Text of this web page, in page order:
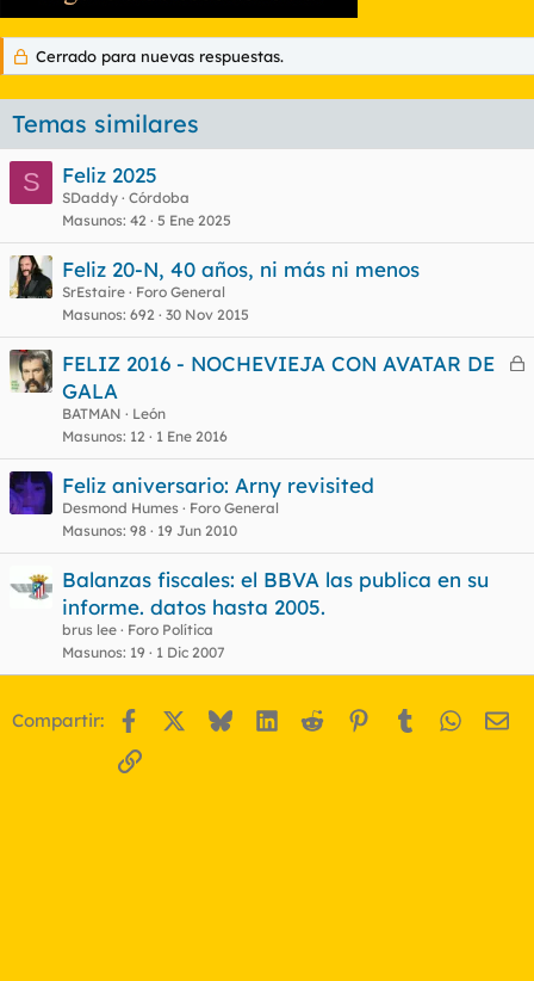
Cerrado para nuevas respuestas.
Temas similares
S
Feliz 2025
SDaddy Córdoba
Masunos 42 5 Ene 2025
Feliz 20-N, 40 años, ni más ni menos
SrEstaire
Foro General
Masunos 692 30 Nov 2015
C
a
FELIZ 2016 - NOCHEVIEJA CON AVATAR DE
GALA
BATMAN
León
Masunos 12 1 Ene 2016
Feliz aniversario: Arny revisited
Desmond Humes
Foro General
Masunos 98 19 Jun 2010
Balanzas fiscales: el BBVA las publica en su
informe. datos hasta 2005.
brus lee
Foro Política
Masunos 19 1 Dic 2007
Compartir: Facebook BlueskyLinkedIn
Reddit Pinterest
Tumblr
Enlace